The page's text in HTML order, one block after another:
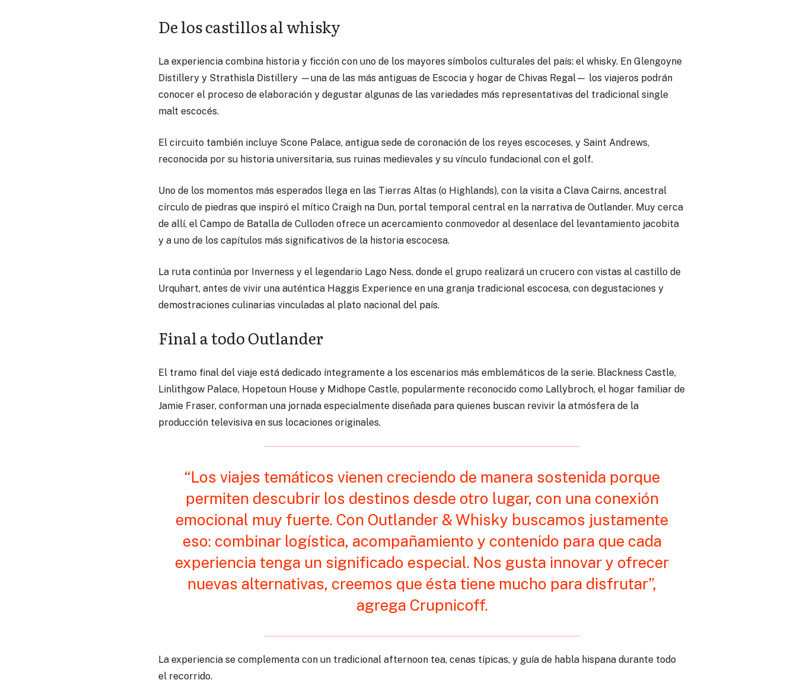
De los castillos al whisky
La experiencia combina historia y ficción con uno de los mayores símbolos culturales del país: el whisky. En Glengoyne
Distillery y Strathisla Distillery —una de las más antiguas de Escocia y hogar de Chivas Regal— los viajeros podrán
conocer el proceso de elaboración y degustar algunas de las variedades más representativas del tradicional single
malt escocés.
El circuito también incluye Scone Palace, antigua sede de coronación de los reyes escoceses, y Saint Andrews,
reconocida por su historia universitaria, sus ruinas medievales y su vínculo fundacional con el golf.
Uno de los momentos más esperados llega en las Tierras Altas (o Highlands), con la visita a Clava Cairns, ancestral
círculo de piedras que inspiró el mítico Craigh na Dun, portal temporal central en la narrativa de Outlander. Muy cerca
de allí, el Campo de Batalla de Culloden ofrece un acercamiento conmovedor al desenlace del levantamiento jacobita
y a uno de los capítulos más significativos de la historia escocesa.
La ruta continúa por Inverness y el legendario Lago Ness, donde el grupo realizará un crucero con vistas al castillo de
Urquhart, antes de vivir una auténtica Haggis Experience en una granja tradicional escocesa, con degustaciones y
demostraciones culinarias vinculadas al plato nacional del país.
Final a todo Outlander
El tramo final del viaje está dedicado íntegramente a los escenarios más emblemáticos de la serie. Blackness Castle,
Linlithgow Palace, Hopetoun House y Midhope Castle, popularmente reconocido como Lallybroch, el hogar familiar de
Jamie Fraser, conforman una jornada especialmente diseñada para quienes buscan revivir la atmósfera de la
producción televisiva en sus locaciones originales.
“Los viajes temáticos vienen creciendo de manera sostenida porque
permiten descubrir los destinos desde otro lugar, con una conexión
emocional muy fuerte. Con Outlander & Whisky buscamos justamente
eso: combinar logística, acompañamiento y contenido para que cada
experiencia tenga un significado especial. Nos gusta innovar y ofrecer
nuevas alternativas, creemos que ésta tiene mucho para disfrutar”,
agrega Crupnicoff.
La experiencia se complementa con un tradicional afternoon tea, cenas típicas, y guía de habla hispana durante todo
el recorrido.